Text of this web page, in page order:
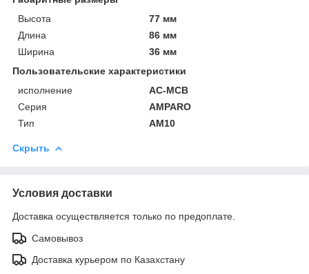
Высота
77 мм
Длина
86 мм
Ширина
36 мм
Пользовательские характеристики
исполнение
AC-MCB
Серия
AMPARO
Тип
AM10
Скрыть
Условия доставки
Доставка осуществляется только по предоплате.
Самовывоз
Доставка курьером по Казахстану